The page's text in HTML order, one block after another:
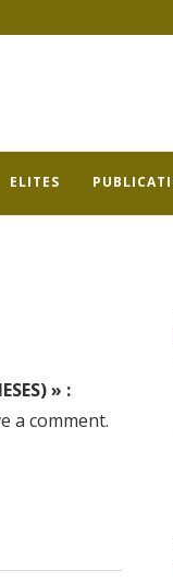
ELITES
» :
a comment.